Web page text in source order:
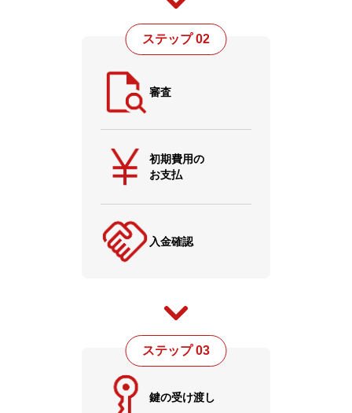
ステップ 02
審査
初期費用の
お支払
入金確認
ステップ 03
鍵の受け渡し